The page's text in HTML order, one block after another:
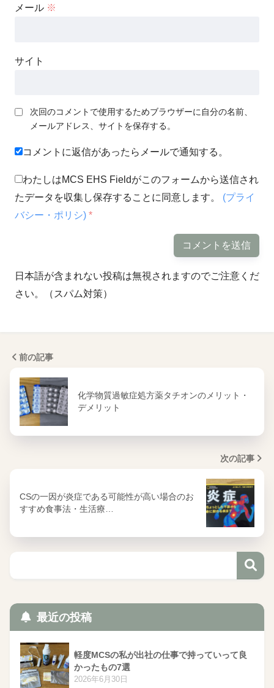
メール ※
サイト
次回のコメントで使用するためブラウザーに自分の名前、
メールアドレス、サイトを保存する。
コメントに返信があったらメールで通知する。
わたしはMCS EHS Fieldがこのフォームから送信され
たデータを収集し保存することに同意します。 (プライ
バシー・ポリシ) *
日本語が含まれない投稿は無視されますのでご注意くだ
さい。（スパム対策）
前の記事
化学物質過敏症処方薬タチオンのメリット・
デメリット
次の記事
CSの一因が炎症である可能性が高い場合のお
すすめ食事法・生活療…
最近の投稿
軽度MCSの私が出社の仕事で持っていって良
かったもの7選
2026年6月30日